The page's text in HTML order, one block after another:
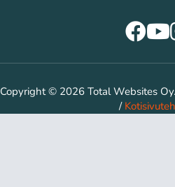
Copyright © 2026 Total Websites
/